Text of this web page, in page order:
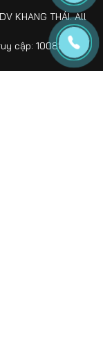
Latex chi tiết,
KHANG THÁI. All
cập: 100885